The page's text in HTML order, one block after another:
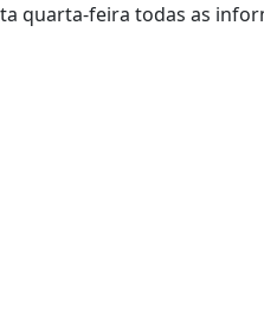
quarta-feira todas as